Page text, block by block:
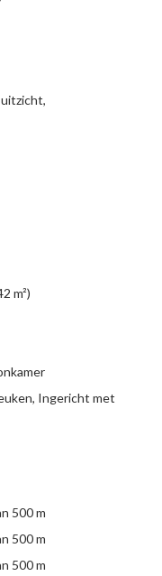
m²)
Ingericht met
500 m
500 m
500 m